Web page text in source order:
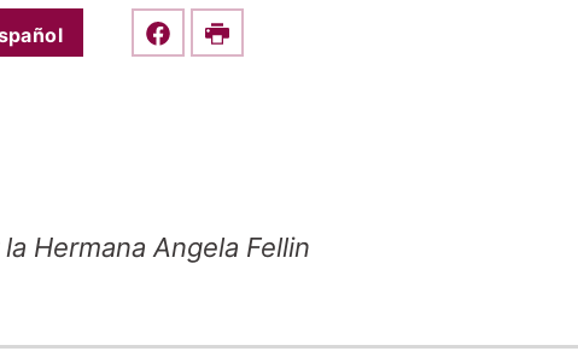
Share this on Facebook
Print
la Hermana Angela Fellin